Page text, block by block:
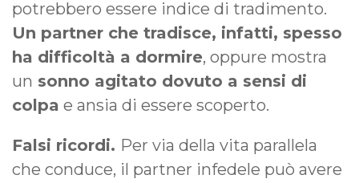
potrebbero essere indice di tradimento.
Un partner che tradisce, infatti, spesso
ha difficoltà a dormire, oppure mostra
un sonno agitato dovuto a sensi di
colpa e ansia di essere scoperto.
Falsi ricordi. Per via della vita parallela
che conduce, il partner infedele può avere